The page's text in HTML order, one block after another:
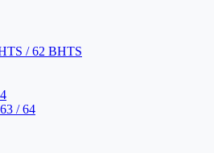
/ 62 BHTS
/ 64